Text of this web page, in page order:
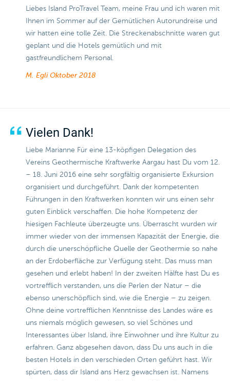
Liebes Island ProTravel Team, meine Frau und ich waren mit
Ihnen im Sommer auf der Gemütlichen Autorundreise und
wir hatten eine tolle Zeit. Die Streckenabschnitte waren gut
geplant und die Hotels gemütlich und mit
gastfreundlichem Personal.
M. Egli Oktober 2018
Vielen Dank!
Liebe Marianne Für eine 13-köpfigen Delegation des
Vereins Geothermische Kraftwerke Aargau hast Du vom 12.
– 18. Juni 2016 eine sehr sorgfältig organisierte Exkursion
organisiert und durchgeführt. Dank der kompetenten
Führungen in den Kraftwerken konnten wir uns einen sehr
guten Einblick verschaffen. Die hohe Kompetenz der
hiesigen Fachleute überzeugte uns. Überrascht wurden wir
immer wieder von der immensen Kapazität der Energie, die
durch die unerschöpfliche Quelle der Geothermie so nahe
an der Erdoberfläche zur Verfügung steht. Das muss man
gesehen und erlebt haben! In der zweiten Hälfte hast Du es
vortrefflich verstanden, uns die Perlen der Natur – die
ebenso unerschöpflich sind, wie die Energie – zu zeigen.
Ohne deine vortrefflichen Kenntnisse des Landes wäre es
uns niemals möglich gewesen, so viel Schönes und
Interessantes über Island, ihre Einwohner und ihre Kultur zu
erfahren. Ganz abgesehen davon, dass Du uns auch in die
besten Hotels in den verschieden Orten geführt hast. Wir
spürten, dass dir Island ans Herz gewachsen ist. Namens